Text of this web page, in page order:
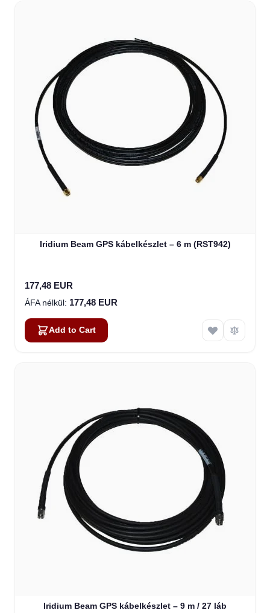
Iridium Beam GPS kábelkészlet – 6 m (RST942)
177,48 EUR
177,48 EUR
Add to Cart
Iridium Beam GPS kábelkészlet – 9 m / 27 láb